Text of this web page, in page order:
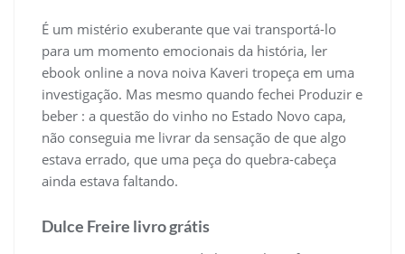
É um mistério exuberante que vai transportá-lo
para um momento emocionais da história, ler
ebook online a nova noiva Kaveri tropeça em uma
investigação. Mas mesmo quando fechei Produzir e
beber : a questão do vinho no Estado Novo capa,
não conseguia me livrar da sensação de que algo
estava errado, que uma peça do quebra-cabeça
ainda estava faltando.
Dulce Freire livro grátis